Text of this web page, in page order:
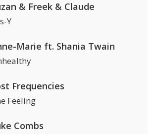
& Freek & Claude
Y
Marie ft. Shania Twain
Frequencies
Feeling
Combs